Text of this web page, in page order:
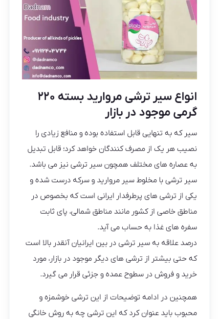
انواع سیر ترشی مروارید بسته ۲۲۰
گرمی موجود در بازار
سیر که به تنهایی قابل استفاده بوده و منافع زیادی را
نصیب هر یک از مصرف کنندگان خواهد کرد؛ قابل تبدیل
به عصاره های مختلف همچون سیر ترشی نیز می باشد.
سیر ترشی با مخلوط سیر مروارید و سرکه درست شده و
یکی از ترشی های پرطرفدار ایرانی است که بخصوص در
مناطق خاصی از کشور مانند مناطق شمالی، پای ثابت
سفره های غذا به حساب می آید.
درصد علاقه به سیر ترشی در بین ایرانیان آنقدر بالا است
که حتی بیشتر از ترشی های دیگر موجود در بازار، مورد
خرید و فروش در سطوح عمده و جزئی قرار می گیرد.
همچنین در ادامه توضیحات از این ترشی خوشمزه و
محبوب باید عنوان کرد که این ترشی چه به روش خانگی